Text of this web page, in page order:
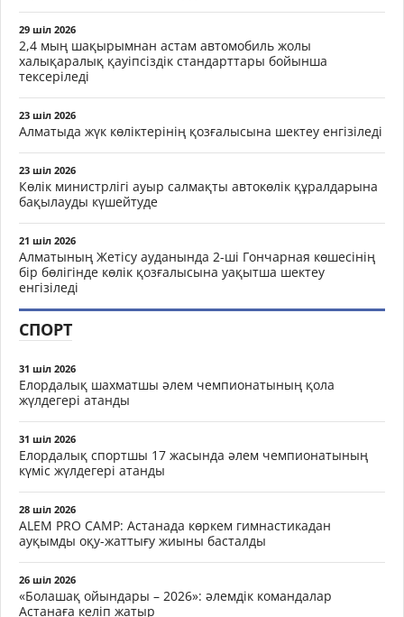
29 шіл 2026
2,4 мың шақырымнан астам автомобиль жолы
халықаралық қауіпсіздік стандарттары бойынша
тексеріледі
23 шіл 2026
Алматыда жүк көліктерінің қозғалысына шектеу енгізіледі
23 шіл 2026
Көлік министрлігі ауыр салмақты автокөлік құралдарына
бақылауды күшейтуде
21 шіл 2026
Алматының Жетісу ауданында 2-ші Гончарная көшесінің
бір бөлігінде көлік қозғалысына уақытша шектеу
енгізіледі
СПОРТ
31 шіл 2026
Елордалық шахматшы әлем чемпионатының қола
жүлдегері атанды
31 шіл 2026
Елордалық спортшы 17 жасында әлем чемпионатының
күміс жүлдегері атанды
28 шіл 2026
ALEM PRO CAMP: Астанада көркем гимнастикадан
ауқымды оқу-жаттығу жиыны басталды
26 шіл 2026
«Болашақ ойындары – 2026»: әлемдік командалар
Астанаға келіп жатыр